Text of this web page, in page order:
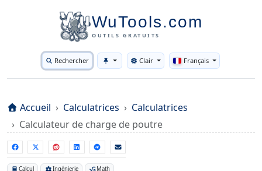
WuTools.com
OUTILS GRATUITS
Rechercher Toggle theme
Clair Français
Accueil Calculatrices
Calculatrices
Calculateur de charge de poutre
Calcul Ingénierie Math